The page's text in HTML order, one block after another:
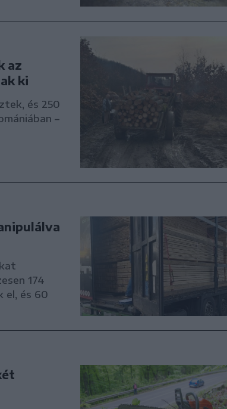
az
ki
és 250
–
174
el, és 60